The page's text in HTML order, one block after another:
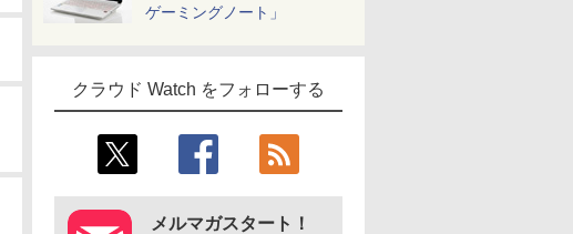
ゲーミングノート」
クラウド Watch をフォローする
メルマガスタート！